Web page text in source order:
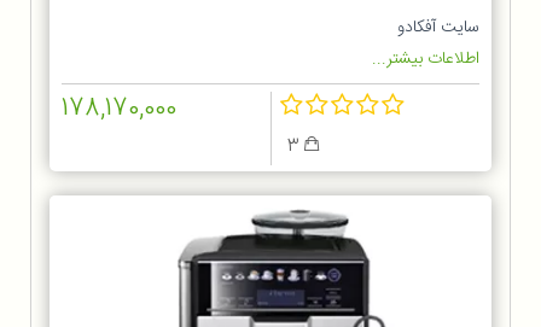
سایت آفکادو
اطلاعات بیشتر...
178,170,000